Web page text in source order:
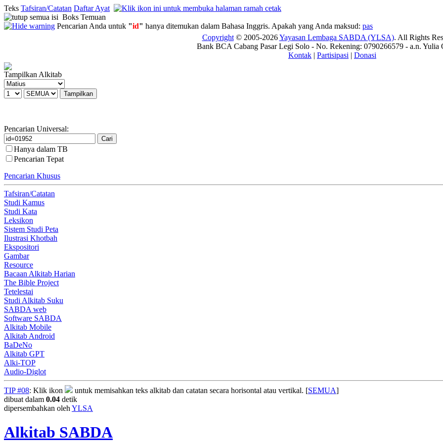
Teks Tafsiran/Catatan Daftar Ayat
Boks Temuan
Pencarian Anda untuk "id" hanya ditemukan dalam Bahasa Inggris. Apakah yang Anda maksud: pas
Copyright© 2005-2026Yayasan Lembaga SABDA (YLSA). All Rights
Bank BCA Cabang Pasar Legi Solo - No. Rekening: 0790266579 - a.n. Yulia
Kontak | Partisipasi | Donasi
Tampilkan Alkitab
Pencarian Universal:
Hanya dalam TB
Pencarian Tepat
Pencarian Khusus
Tafsiran/Catatan
Studi Kamus
Studi Kata
Leksikon
Sistem Studi Peta
Ilustrasi Khotbah
Ekspositori
Gambar
Resource
Bacaan Alkitab Harian
The Bible Project
Tetelestai
Studi Alkitab Suku
SABDA web
Software SABDA
Alkitab Mobile
Alkitab Android
BaDeNo
Alkitab GPT
Alki-TOP
Audio-Diglot
TIP #08: Klik ikon untuk memisahkan teks alkitab dan catatan secara horisontal atau vertikal. [SEMUA]
dibuat dalam 0.04 detik
dipersembahkan oleh YLSA
Alkitab SABDA